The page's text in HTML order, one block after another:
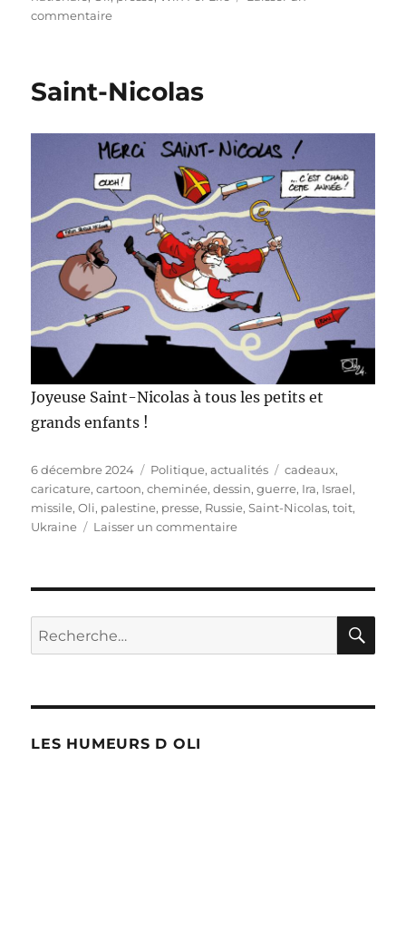
commentairesur
la
Saint-Nicolas
Joyeuse Saint-Nicolas à tous les petits et
grands enfants !
Publié
le
6 décembre 2024 Catégories
Politique, actualités Étiquettes
cadeaux,
caricature,cartoon,cheminée,dessin,guerre, Ira, Israel,
missile,Oli, palestine, presse, Russie,Saint-Nicolas,toit,
Ukraine
Laisser un commentairesur
Recherche
pour :
LES HUMEURS D OLI